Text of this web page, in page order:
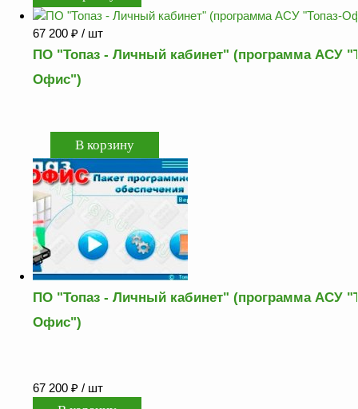
67 200 ₽ / шт
ПО "Топаз - Личный кабинет" (программа АСУ
Офис")
ПО "Топаз - Личный кабинет" (программа АСУ
Офис")
67 200 ₽ / шт